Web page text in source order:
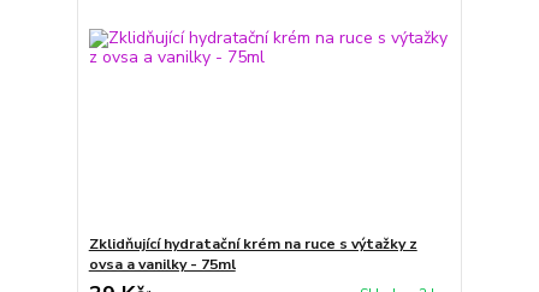
Zklidňující hydratační krém na ruce s výtažky z
ovsa a vanilky - 75ml